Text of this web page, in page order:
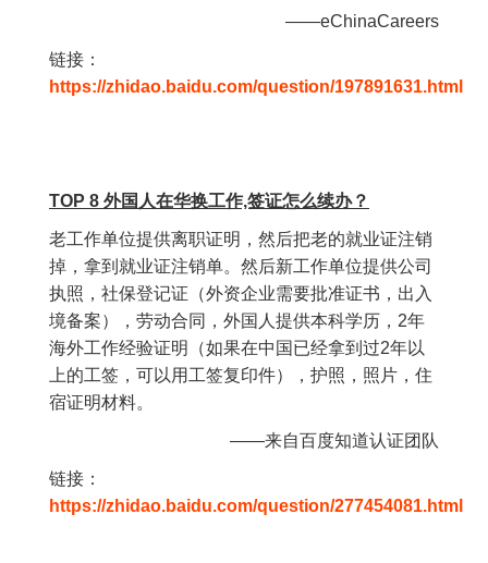
——eChinaCareers
链接：
https://zhidao.baidu.com/question/197891631.html
TOP 8 外国人在华换工作,签证怎么续办？
老工作单位提供离职证明，然后把老的就业证注销
掉，拿到就业证注销单。然后新工作单位提供公司
执照，社保登记证（外资企业需要批准证书，出入
境备案），劳动合同，外国人提供本科学历，2年
海外工作经验证明（如果在中国已经拿到过2年以
上的工签，可以用工签复印件），护照，照片，住
宿证明材料。
——来自百度知道认证团队
链接：
https://zhidao.baidu.com/question/277454081.html